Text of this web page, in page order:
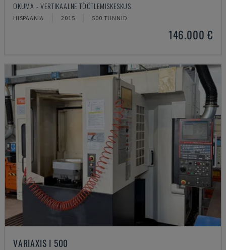
OKUMA - VERTIKAALNE TÖÖTLEMISKESKUS
HISPAANIA 2015 500 TUNNID
146.000 €
VARIAXIS I 500